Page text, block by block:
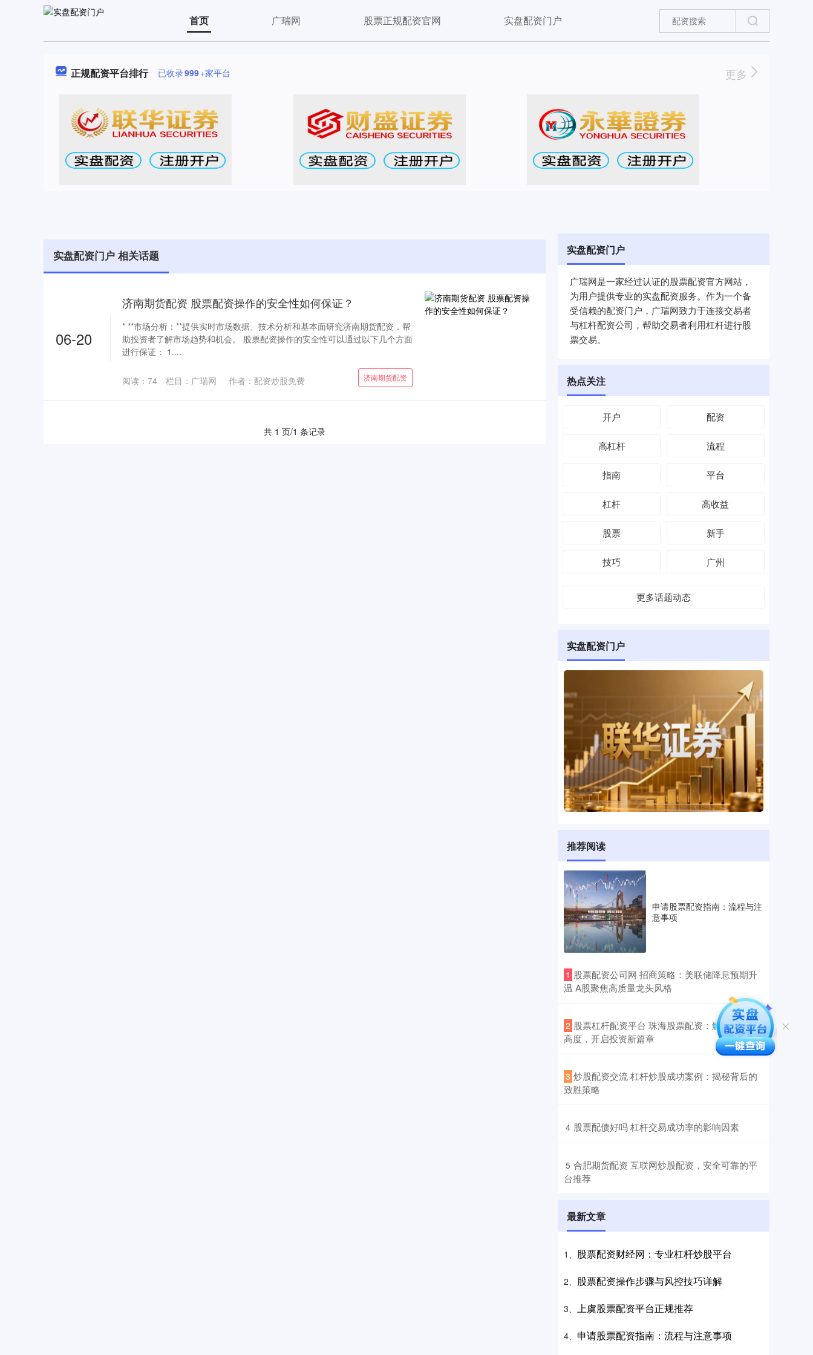
首页 广瑞网 股票正规配资官网 实盘配资门户
正规配资平台排行 已收录999+家平台 更多
实盘配资门户 相关话题
06-20
济南期货配资 股票配资操作的安全性如何保证？
* **市场分析：**提供实时市场数据、技术分析和基本面研究济南期货配资，帮
助投资者了解市场趋势和机会。 股票配资操作的安全性可以通过以下几个方面
进行保证： 1....
济南期货配资
作者：配资炒股免费
阅读： 74 栏目： 广瑞网
共 1 页/1 条记录
实盘配资门户
广瑞网是一家经过认证的股票配资官方网站，
为用户提供专业的实盘配资服务。作为一个备
受信赖的配资门户，广瑞网致力于连接交易者
与杠杆配资公司，帮助交易者利用杠杆进行股
票交易。
热点关注
开户 配资
高杠杆 流程
指南 平台
杠杆 高收益
股票 新手
技巧 广州
更多话题动态
实盘配资门户
推荐阅读
申请股票配资指南：流程与注
意事项
1 ​股票配资公司网 招商策略：美联储降息预期升
温 A股聚焦高质量龙头风格
2 ​股票杠杆配资平台 珠海股票配资：解锁财富新
高度，开启投资新篇章
3 ​炒股配资交流 杠杆炒股成功案例：揭秘背后的
致胜策略
4 ​股票配债好吗 杠杆交易成功率的影响因素
5 ​合肥期货配资 互联网炒股配资，安全可靠的平
台推荐
最新文章
1、 股票配资财经网：专业杠杆炒股平台
2、 股票配资操作步骤与风控技巧详解
3、 上虞股票配资平台正规推荐
4、 申请股票配资指南：流程与注意事项